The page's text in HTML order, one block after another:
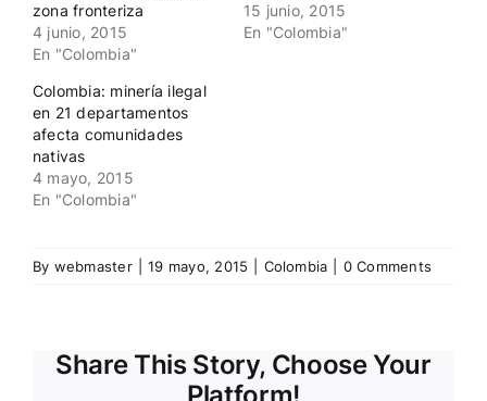
zona fronteriza
4 junio, 2015
En "Colombia"
15 junio, 2015
En "Colombia"
Colombia: minería ilegal
en 21 departamentos
afecta comunidades
nativas
4 mayo, 2015
En "Colombia"
By webmaster 19 mayo, 2015 Colombia 0 Comments
Share This Story, Choose Your